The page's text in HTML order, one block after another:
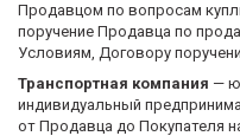
Продавцом по вопросам
поручение Продавца по
Условиям, Договору
Транспортная компания —
индивидуальный
от Продавца до Покупателя